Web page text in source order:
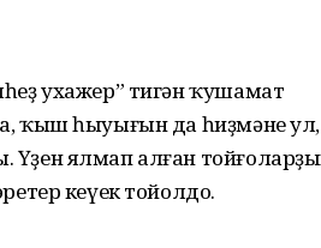
ухажер” тигән ҡушамат
ҡыш һыуығын да һиҙмәне
ялмап алған
кеүек тойолдо.